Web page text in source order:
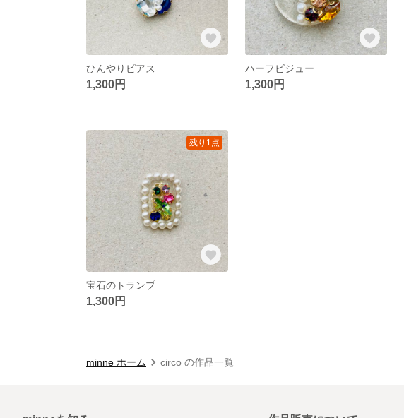
ひんやりピアス
1,300円
ハーフビジュー
1,300円
残り1点
宝石のトランプ
1,300円
minne ホーム circo の作品一覧